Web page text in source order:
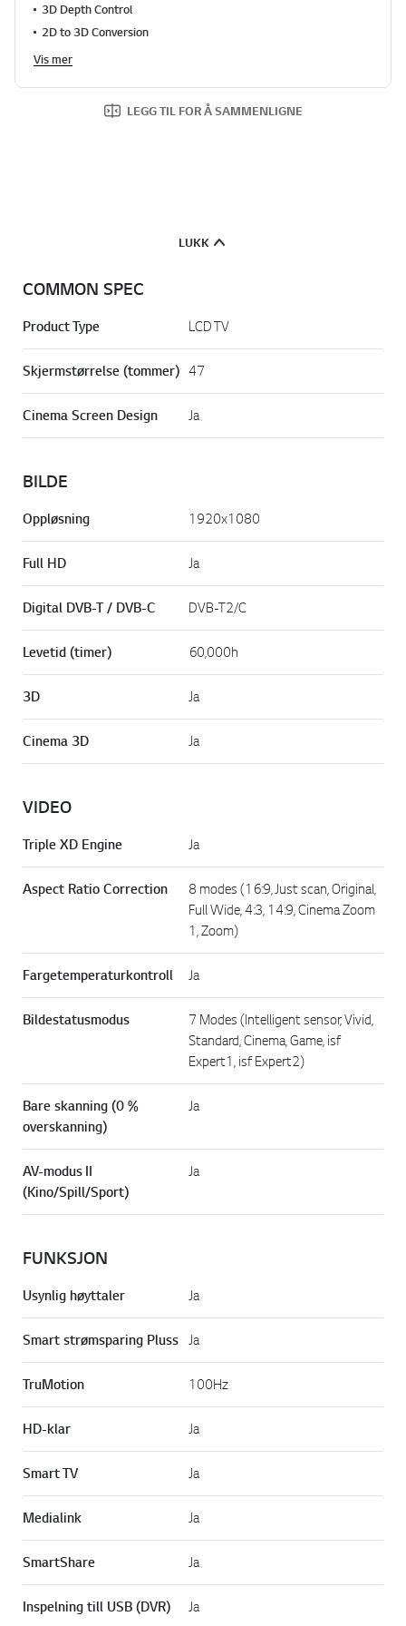
3D Depth Control
2D to 3D Conversion
Vis mer
LEGG TIL FOR Å SAMMENLIGNE
LUKK
COMMON SPEC
Product Type LCD TV
Skjermstørrelse (tommer) 47
Cinema Screen Design Ja
BILDE
Oppløsning 1920x1080
Full HD Ja
Digital DVB-T / DVB-C DVB-T2/C
Levetid (timer) 60,000h
3D Ja
Cinema 3D Ja
VIDEO
Triple XD Engine Ja
Aspect Ratio Correction
8 modes (16:9, Just scan, Original,
Full Wide, 4:3, 14:9, Cinema Zoom
1, Zoom)
Fargetemperaturkontroll Ja
Bildestatusmodus
7 Modes (Intelligent sensor, Vivid,
Standard, Cinema, Game, isf
Expert1, isf Expert2)
Bare skanning (0 %
overskanning)
Ja
AV-modus II
(Kino/Spill/Sport)
Ja
FUNKSJON
Usynlig høyttaler Ja
Smart strømsparing Pluss Ja
TruMotion 100Hz
HD-klar Ja
Smart TV Ja
Medialink Ja
SmartShare Ja
Inspelning till USB (DVR) Ja